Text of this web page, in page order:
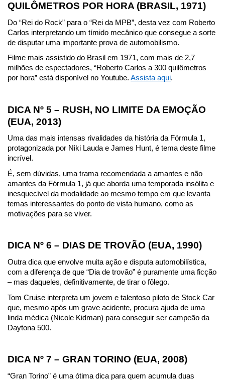
QUILÔMETROS POR HORA (BRASIL, 1971)
Do “Rei do Rock” para o “Rei da MPB”, desta vez com Roberto
Carlos interpretando um tímido mecânico que consegue a sorte
de disputar uma importante prova de automobilismo.
Filme mais assistido do Brasil em 1971, com mais de 2,7
milhões de espectadores, “Roberto Carlos a 300 quilômetros
por hora” está disponível no Youtube. Assista aqui.
DICA Nº 5 – RUSH, NO LIMITE DA EMOÇÃO
(EUA, 2013)
Uma das mais intensas rivalidades da história da Fórmula 1,
protagonizada por Niki Lauda e James Hunt, é tema deste filme
incrível.
É, sem dúvidas, uma trama recomendada a amantes e não
amantes da Fórmula 1, já que aborda uma temporada insólita e
inesquecível da modalidade ao mesmo tempo em que levanta
temas interessantes do ponto de vista humano, como as
motivações para se viver.
DICA Nº 6 – DIAS DE TROVÃO (EUA, 1990)
Outra dica que envolve muita ação e disputa automobilística,
com a diferença de que “Dia de trovão” é puramente uma ficção
– mas daqueles, definitivamente, de tirar o fôlego.
Tom Cruise interpreta um jovem e talentoso piloto de Stock Car
que, mesmo após um grave acidente, procura ajuda de uma
linda médica (Nicole Kidman) para conseguir ser campeão da
Daytona 500.
DICA Nº 7 – GRAN TORINO (EUA, 2008)
“Gran Torino” é uma ótima dica para quem acumula duas